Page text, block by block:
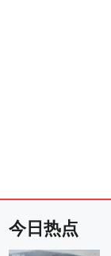
今日热点